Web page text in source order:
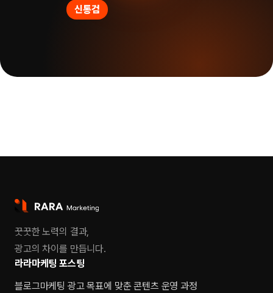
신통검
꿋꿋한 노력의 결과,
광고의 차이를 만듭니다.
라라마케팅 포스팅
블로그마케팅 광고 목표에 맞춘 콘텐츠 운영 과정